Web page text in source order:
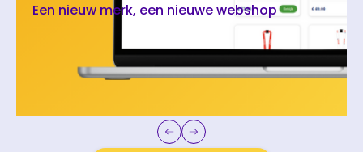
Een nieuw merk, een nieuwe webshop